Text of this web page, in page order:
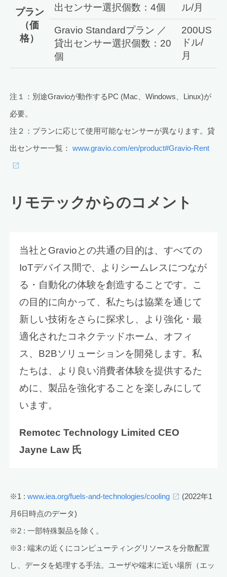
プラン
（価
格）
出センサー選択個数：4個
ル/月
Gravio Standardプラン ／
貸出センサー選択個数：20
個
200US
ドル/
月
注１：別途Gravioが動作するPC (Mac、Windows、Linux)が
必要。
注２：プランに応じて使用可能なセンサーが異なります。貸
出センサー一覧：www.gravio.com/en/product#Gravio-Rent
リモテックからのコメント
当社とGravioとの共通の目的は、すべての
IoTデバイス間で、よりシームレスにつなが
る・自動化の体験を創造することです。こ
の目的に向かって、私たちは協業を通じて
新しい技術をさらに探求し、より強化・最
適化されたコネクテッドホーム、オフィ
ス、B2Bソリューションを開発します。私
たちは、より良い消費者体験を提供するた
めに、製品を強化することを楽しみにして
います。
Remotec Technology Limited CEO
Jayne Law 氏
※1 :www.iea.org/fuels-and-technologies/cooling
(2022年1
月6日時点のデータ)
※2 : 一部特殊製品を除く。
※3 : 端末の近くにコンピューティングリソースを分散配置
し、データを処理する手法。ユーザや端末に近い場所（エッ